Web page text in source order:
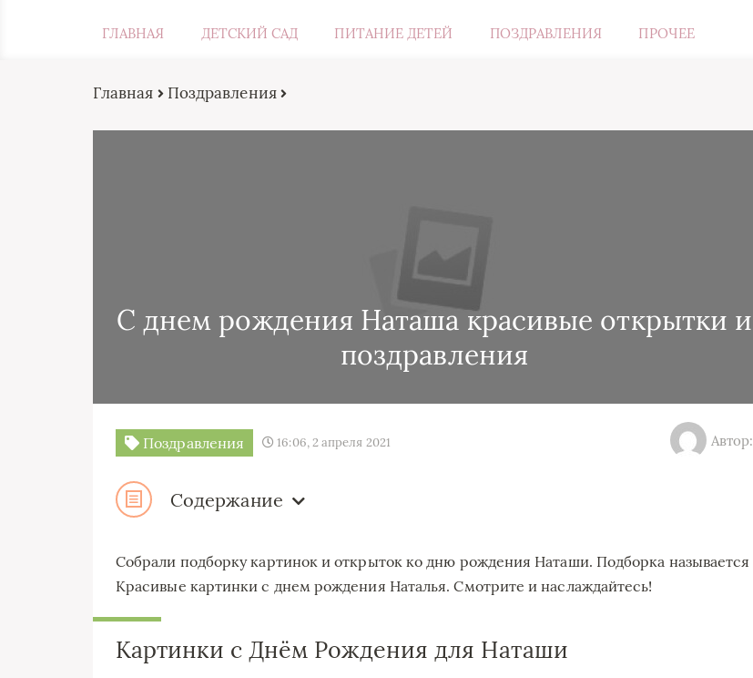
ГЛАВНАЯ ДЕТСКИЙ САД ПИТАНИЕ ДЕТЕЙ ПОЗДРАВЛЕНИЯ ПРОЧЕЕ
Главная Поздравления
С днем рождения Наташа красивые открытки и
поздравления
Поздравления 16:06, 2 апреля 2021 Автор:
Содержание
Собрали подборку картинок и открыток ко дню рождения Наташи. Подборка называется
Красивые картинки с днем рождения Наталья. Смотрите и наслаждайтесь!
Картинки с Днём Рождения для Наташи